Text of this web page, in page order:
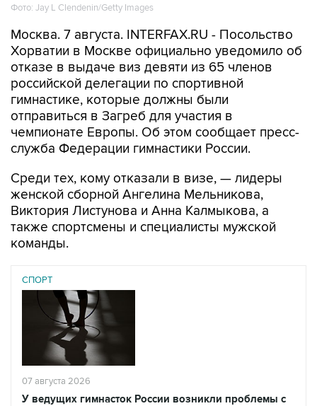
Фото: Jay L Clendenin/Getty Images
Москва. 7 августа. INTERFAX.RU - Посольство
Хорватии в Москве официально уведомило об
отказе в выдаче виз девяти из 65 членов
российской делегации по спортивной
гимнастике, которые должны были
отправиться в Загреб для участия в
чемпионате Европы. Об этом сообщает пресс-
служба Федерации гимнастики России.
Среди тех, кому отказали в визе, — лидеры
женской сборной Ангелина Мельникова,
Виктория Листунова и Анна Калмыкова, а
также спортсмены и специалисты мужской
команды.
СПОРТ
07 августа 2026
У ведущих гимнасток России возникли проблемы с